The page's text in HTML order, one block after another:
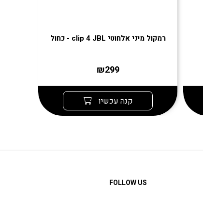
רמקול מיני אלחוטי clip 4 JBL - כחול
₪299
קנה עכשיו
FOLLOW US